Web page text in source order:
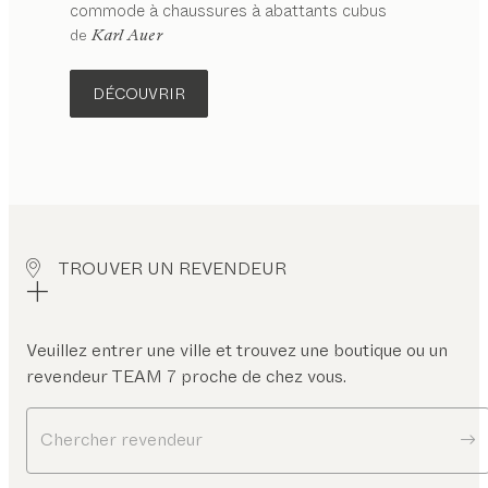
commode à chaussures à abattants cubus
de Karl Auer
DÉCOUVRIR
TROUVER UN REVENDEUR
Veuillez entrer une ville et trouvez une boutique ou un
revendeur TEAM 7 proche de chez vous.
Chercher revendeur